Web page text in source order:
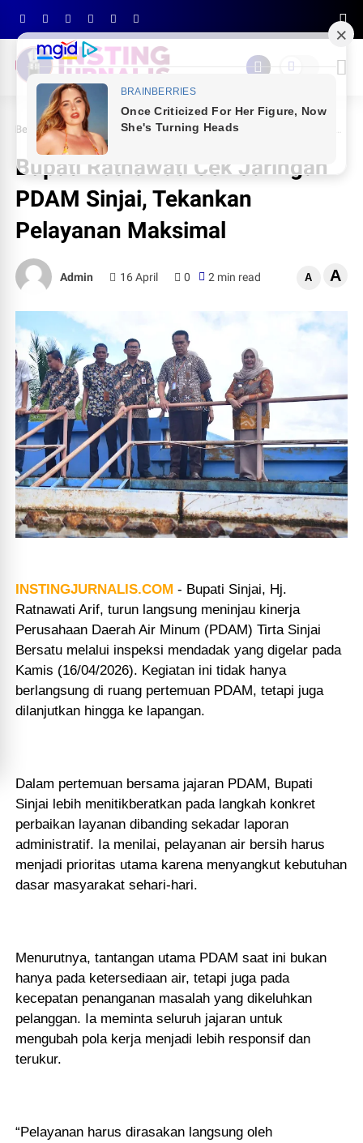
Beranda PEMDA SINJAI Bupati Ratnawati Cek Jaringan PDAM Sinjai, Tekankan Pelayanan Maksimal
Bupati Ratnawati Cek Jaringan
PDAM Sinjai, Tekankan
Pelayanan Maksimal
Admin 16 April 0 2 min read A A
INSTINGJURNALIS.COM - Bupati Sinjai, Hj.
Ratnawati Arif, turun langsung meninjau kinerja
Perusahaan Daerah Air Minum (PDAM) Tirta Sinjai
Bersatu melalui inspeksi mendadak yang digelar pada
Kamis (16/04/2026). Kegiatan ini tidak hanya
berlangsung di ruang pertemuan PDAM, tetapi juga
dilanjutkan hingga ke lapangan.
Dalam pertemuan bersama jajaran PDAM, Bupati
Sinjai lebih menitikberatkan pada langkah konkret
perbaikan layanan dibanding sekadar laporan
administratif. Ia menilai, pelayanan air bersih harus
menjadi prioritas utama karena menyangkut kebutuhan
dasar masyarakat sehari-hari.
Menurutnya, tantangan utama PDAM saat ini bukan
hanya pada ketersediaan air, tetapi juga pada
kecepatan penanganan masalah yang dikeluhkan
pelanggan. Ia meminta seluruh jajaran untuk
mengubah pola kerja menjadi lebih responsif dan
terukur.
“Pelayanan harus dirasakan langsung oleh